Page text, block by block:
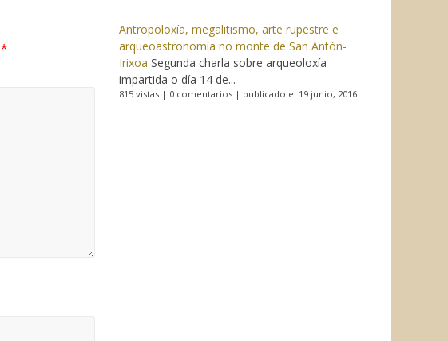
*
Antropoloxía, megalitismo, arte rupestre e
arqueoastronomía no monte de San Antón-
Irixoa Segunda charla sobre arqueoloxía
impartida o día 14 de...
815 vistas | 0 comentarios | publicado el 19 junio, 2016